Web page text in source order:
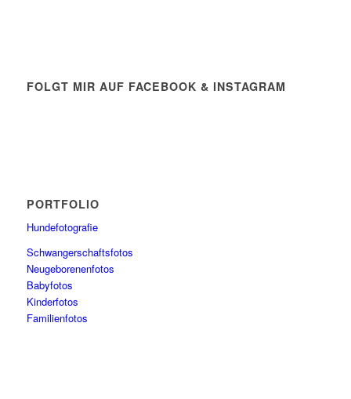
FOLGT MIR AUF FACEBOOK & INSTAGRAM
PORTFOLIO
Hundefotografie
Schwangerschaftsfotos
Neugeborenenfotos
Babyfotos
Kinderfotos
Familienfotos